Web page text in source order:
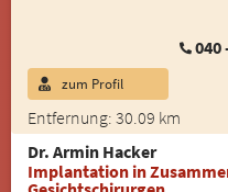
040
Entfernung: 30.09 km
zum Profil
Dr. Armin Hacker
Implantation in